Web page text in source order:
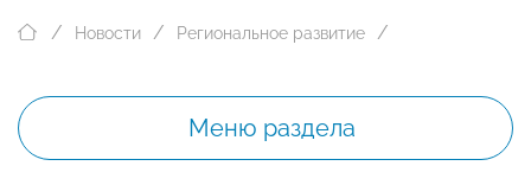
Новости Региональное развитие
Меню раздела